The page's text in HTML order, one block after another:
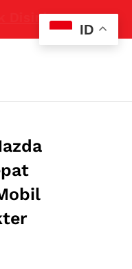
ID